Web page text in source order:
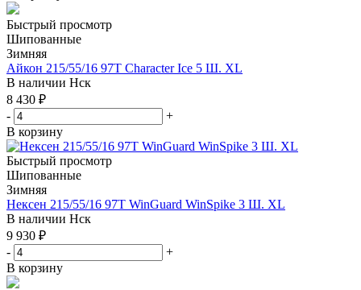
Быстрый просмотр
Шипованные
Зимняя
Айкон 215/55/16 97T Character Ice 5 Ш. XL
В наличии Нск
8 430 ₽
-
+
В корзину
Быстрый просмотр
Шипованные
Зимняя
Нексен 215/55/16 97T WinGuard WinSpike 3 Ш. XL
В наличии Нск
9 930 ₽
-
+
В корзину